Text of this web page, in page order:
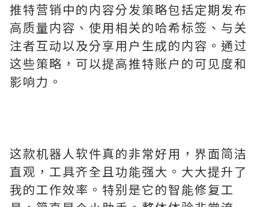
推特营销中的内容分发策略包括定期发布
高质量内容、使用相关的哈希标签、与关
注者互动以及分享用户生成的内容。通过
这些策略，可以提高推特账户的可见度和
影响力。
这款机器人软件真的非常好用，界面简洁
直观，工具齐全且功能强大。大大提升了
我的工作效率。特别是它的智能修复工